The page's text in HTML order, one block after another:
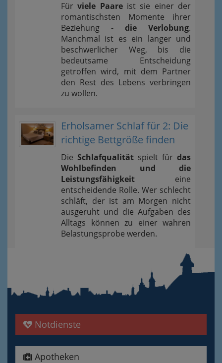
Fürviele Paareist sie einer der
romantischsten Momente ihrer
Beziehung - die Verlobung.
Manchmal ist es ein langer und
beschwerlicher Weg, bis die
bedeutsame Entscheidung
getroffen wird, mit dem Partner
den Rest des Lebens verbringen
zu wollen.
Erholsamer Schlaf für 2: Die
richtige Bettgröße finden
Die Schlafqualität spielt für das
Wohlbefinden und die
Leistungsfähigkeit eine
entscheidende Rolle. Wer schlecht
schläft, der ist am Morgen nicht
ausgeruht und die Aufgaben des
Alltags können zu einer wahren
Belastungsprobe werden.
Notdienste
Apotheken